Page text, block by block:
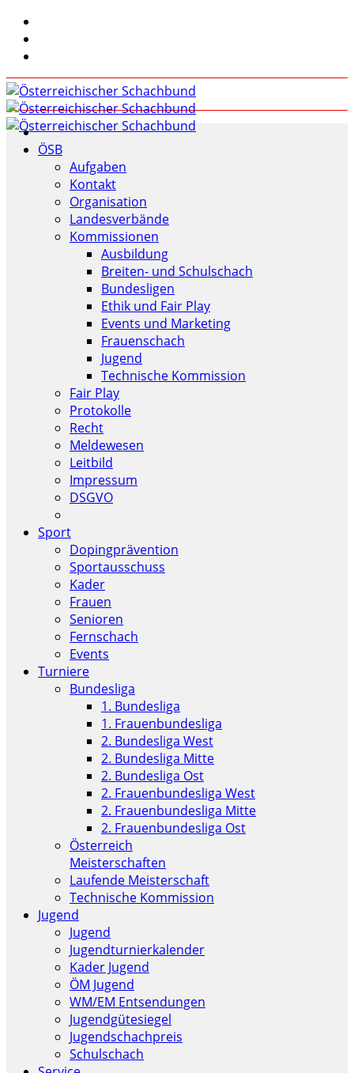
ÖSB
Aufgaben
Kontakt
Organisation
Landesverbände
Kommissionen
Ausbildung
Breiten- und Schulschach
Bundesligen
Ethik und Fair Play
Events und Marketing
Frauenschach
Jugend
Technische Kommission
Fair Play
Protokolle
Recht
Meldewesen
Leitbild
Impressum
DSGVO
Sport
Dopingprävention
Sportausschuss
Kader
Frauen
Senioren
Fernschach
Events
Turniere
Bundesliga
1. Bundesliga
1. Frauenbundesliga
2. Bundesliga West
2. Bundesliga Mitte
2. Bundesliga Ost
2. Frauenbundesliga West
2. Frauenbundesliga Mitte
2. Frauenbundesliga Ost
Österreich
Meisterschaften
Laufende Meisterschaft
Technische Kommission
Jugend
Jugend
Jugendturnierkalender
Kader Jugend
ÖM Jugend
WM/EM Entsendungen
Jugendgütesiegel
Jugendschachpreis
Schulschach